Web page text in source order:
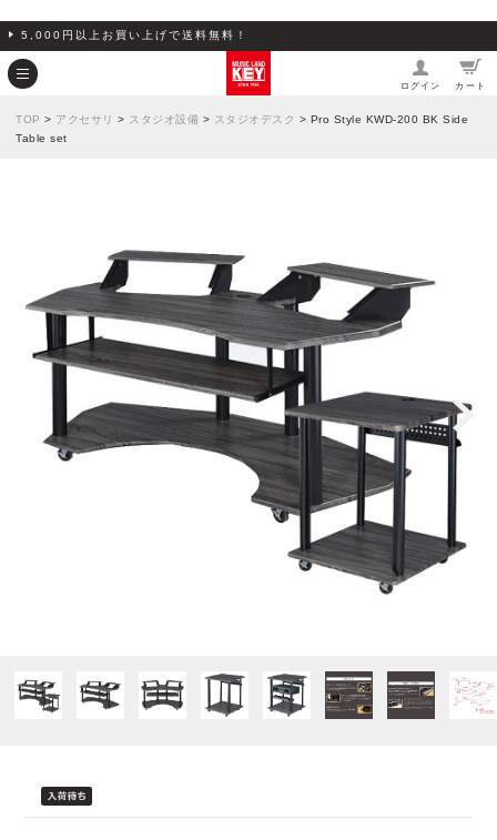
5,000円以上お買い上げで送料無料！
ログイン カート
TOP > アクセサリ > スタジオ設備 > スタジオデスク > Pro Style KWD-200 BK Side
Table set